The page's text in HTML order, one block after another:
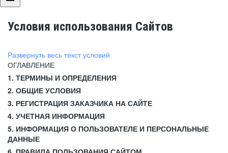
Условия использования Сайтов
Развернуть весь текст условий
ОГЛАВЛЕНИЕ
1. ТЕРМИНЫ И ОПРЕДЕЛЕНИЯ
2. ОБЩИЕ УСЛОВИЯ
3. РЕГИСТРАЦИЯ ЗАКАЗЧИКА НА САЙТЕ
4. УЧЕТНАЯ ИНФОРМАЦИЯ
5. ИНФОРМАЦИЯ О ПОЛЬЗОВАТЕЛЕ И ПЕРСОНАЛЬНЫЕ
ДАННЫЕ